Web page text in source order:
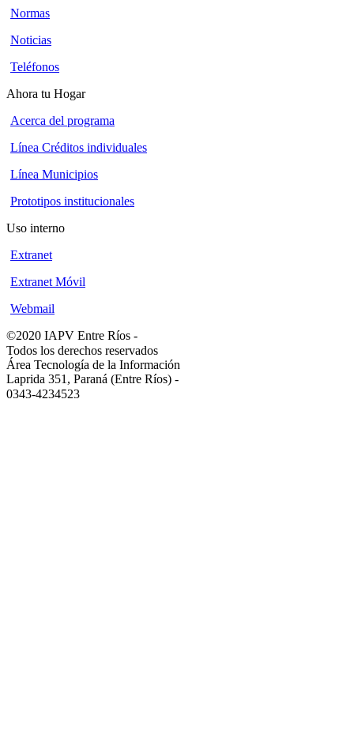
Normas
Noticias
Teléfonos
Ahora tu Hogar
Acerca del programa
Línea Créditos individuales
Línea Municipios
Prototipos institucionales
Uso interno
Extranet
Extranet Móvil
Webmail
©2020 IAPV Entre Ríos -
Todos los derechos reservados
Área Tecnología de la Información
Laprida 351, Paraná (Entre Ríos) -
0343-4234523